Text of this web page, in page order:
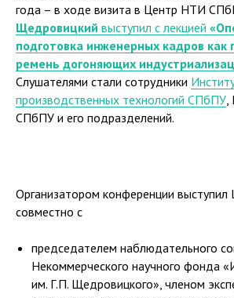
года – в ходе визита в Центр НТИ
Щедровицкий выступил с лекцией
подготовка инженерных кадров как
ремень догоняющих
Слушателями стали сотрудники
производственных технологий СПбПУ
СПбПУ и его подразделений.
Организатором конференции
совместно с
председателем наблюдательного
Некоммерческого научного фонда
им. Г.П. Щедровицкого», членом